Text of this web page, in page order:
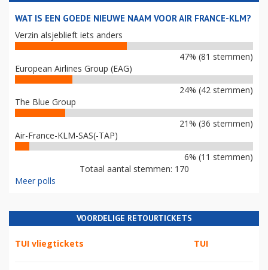
WAT IS EEN GOEDE NIEUWE NAAM VOOR AIR FRANCE-KLM?
Verzin alsjeblieft iets anders
47% (81 stemmen)
European Airlines Group (EAG)
24% (42 stemmen)
The Blue Group
21% (36 stemmen)
Air-France-KLM-SAS(-TAP)
6% (11 stemmen)
Totaal aantal stemmen: 170
Meer polls
VOORDELIGE RETOURTICKETS
TUI vliegtickets TUI